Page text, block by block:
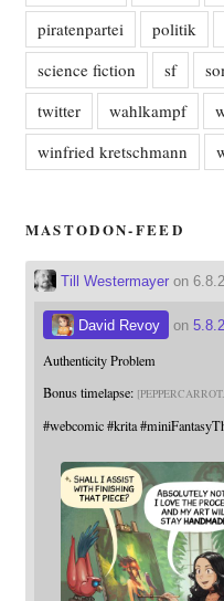
piratenpartei
politik
science fiction
sf
twitter
wahlkampf
winfried kretschmann
MASTODON-FEED
Till Westermayeron
David Revoy on
Authenticity Problem
Bonus timelapse:
#webcomic #krita #